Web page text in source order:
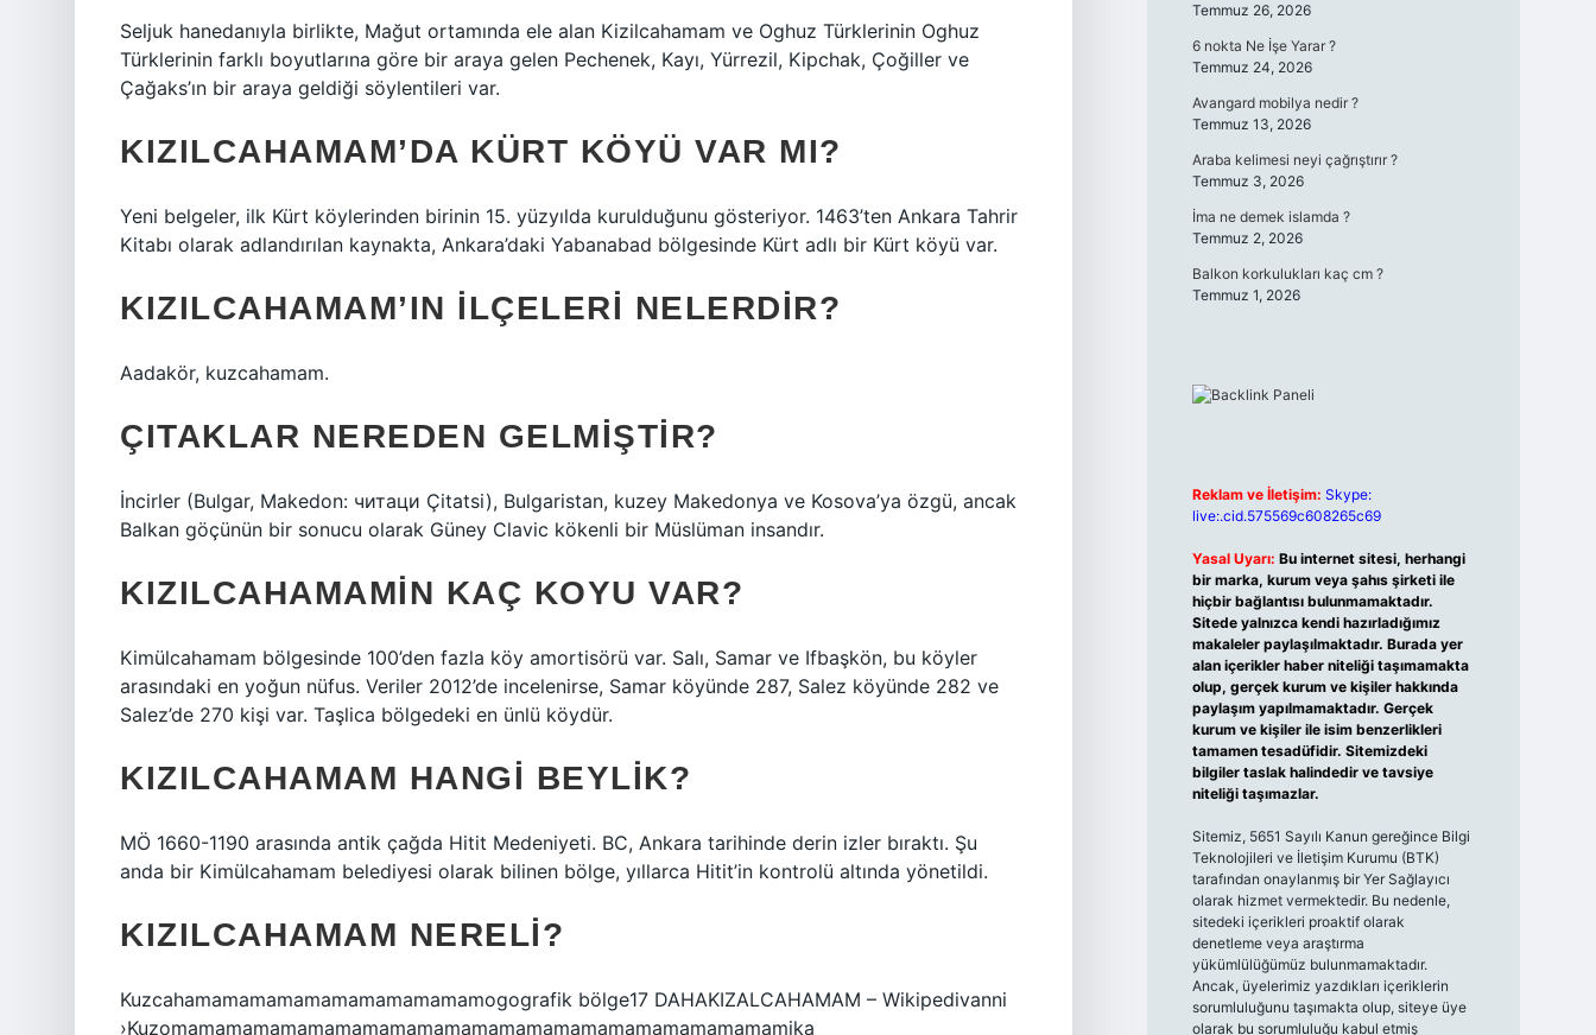
Seljuk hanedanıyla birlikte, Mağut ortamında ele alan Kizilcahamam ve Oghuz Türklerinin Oghuz
Türklerinin farklı boyutlarına göre bir araya gelen Pechenek, Kayı, Yürrezil, Kipchak, Çoğiller ve
Çağaks’ın bir araya geldiği söylentileri var.
KIZILCAHAMAM’DA KÜRT KÖYÜ VAR MI?
Yeni belgeler, ilk Kürt köylerinden birinin 15. yüzyılda kurulduğunu gösteriyor. 1463’ten Ankara Tahrir
Kitabı olarak adlandırılan kaynakta, Ankara’daki Yabanabad bölgesinde Kürt adlı bir Kürt köyü var.
KIZILCAHAMAM’IN ILÇELERI NELERDIR?
Aadakör, kuzcahamam.
ÇITAKLAR NEREDEN GELMIŞTIR?
İncirler (Bulgar, Makedon: читаци Çitatsi), Bulgaristan, kuzey Makedonya ve Kosova’ya özgü, ancak
Balkan göçünün bir sonucu olarak Güney Clavic kökenli bir Müslüman insandır.
KIZILCAHAMAMIN KAÇ KOYU VAR?
Kimülcahamam bölgesinde 100’den fazla köy amortisörü var. Salı, Samar ve Ifbaşkön, bu köyler
arasındaki en yoğun nüfus. Veriler 2012’de incelenirse, Samar köyünde 287, Salez köyünde 282 ve
Salez’de 270 kişi var. Taşlica bölgedeki en ünlü köydür.
KIZILCAHAMAM HANGI BEYLIK?
MÖ 1660-1190 arasında antik çağda Hitit Medeniyeti. BC, Ankara tarihinde derin izler bıraktı. Şu
anda bir Kimülcahamam belediyesi olarak bilinen bölge, yıllarca Hitit’in kontrolü altında yönetildi.
KIZILCAHAMAM NERELI?
Kuzcahamamamamamamamamamamamogografik bölge17 DAHAKIZALCAHAMAM – Wikipedivanni
›Kuzomamamamamamamamamamamamamamamamamamamamamamamika
Temmuz 26, 2026
6 nokta Ne İşe Yarar ?
Temmuz 24, 2026
Avangard mobilya nedir ?
Temmuz 13, 2026
Araba kelimesi neyi çağrıştırır ?
Temmuz 3, 2026
İma ne demek islamda ?
Temmuz 2, 2026
Balkon korkulukları kaç cm ?
Temmuz 1, 2026
Reklam ve İletişim: Skype:
live:.cid.575569c608265c69
Yasal Uyarı: Bu internet sitesi, herhangi
bir marka, kurum veya şahıs şirketi ile
hiçbir bağlantısı bulunmamaktadır.
Sitede yalnızca kendi hazırladığımız
makaleler paylaşılmaktadır. Burada yer
alan içerikler haber niteliği taşımamakta
olup, gerçek kurum ve kişiler hakkında
paylaşım yapılmamaktadır. Gerçek
kurum ve kişiler ile isim benzerlikleri
tamamen tesadüfidir. Sitemizdeki
bilgiler taslak halindedir ve tavsiye
niteliği taşımazlar.
Sitemiz, 5651 Sayılı Kanun gereğince Bilgi
Teknolojileri ve İletişim Kurumu (BTK)
tarafından onaylanmış bir Yer Sağlayıcı
olarak hizmet vermektedir. Bu nedenle,
sitedeki içerikleri proaktif olarak
denetleme veya araştırma
yükümlülüğümüz bulunmamaktadır.
Ancak, üyelerimiz yazdıkları içeriklerin
sorumluluğunu taşımakta olup, siteye üye
olarak bu sorumluluğu kabul etmiş